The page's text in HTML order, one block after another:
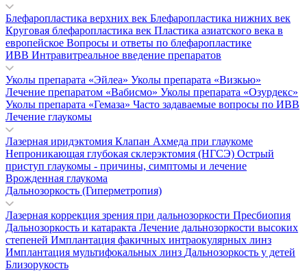
Блефаропластика верхних век Блефаропластика нижних век
Круговая блефаропластика век Пластика азиатского века в
европейское Вопросы и ответы по блефаропластике
ИВВ Интравитреальное введение препаратов
Уколы препарата «Эйлеа» Уколы препарата «Визкью»
Лечение препаратом «Вабисмо» Уколы препарата «Озурдекс»
Уколы препарата «Гемаза» Часто задаваемые вопросы по ИВВ
Лечение глаукомы
Лазерная иридэктомия Клапан Ахмеда при глаукоме
Непроникающая глубокая склерэктомия (НГСЭ) Острый
приступ глаукомы - причины, симптомы и лечение
Врожденная глаукома
Дальнозоркость (Гиперметропия)
Лазерная коррекция зрения при дальнозоркости Пресбиопия
Дальнозоркость и катаракта Лечение дальнозоркости высоких
степеней Имплантация факичных интраокулярных линз
Имплантация мультифокальных линз Дальнозоркость у детей
Близорукость